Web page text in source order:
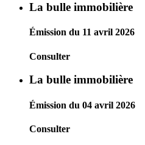
La bulle immobilière
Émission du 11 avril 2026
Consulter
La bulle immobilière
Émission du 04 avril 2026
Consulter